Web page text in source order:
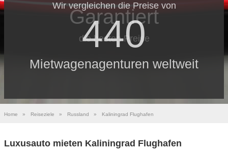
Wir vergleichen die Preise von
440
Mietwagenagenturen weltweit
Garantiert
die besten Preise
Home » Reiseziele » Russland » Kaliningrad Flughafen
Luxusauto mieten Kaliningrad Flughafen